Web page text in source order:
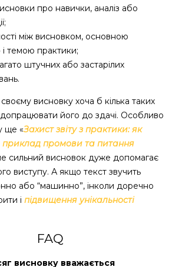
про навички, аналіз або
між висновком, основною
темою практики;
штучних або застарілих
висновку хоча б кілька таких
його до здачі. Особливо
ще «Захист звіту з практики: як
приклад промови та питання
сильний висновок дуже допомагає
виступу. А якщо текст звучить
або “машинно”, інколи доречно
і підвищення унікальності
FAQ
висновку вважається